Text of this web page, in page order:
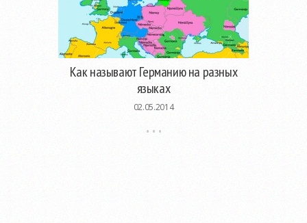
Как называют Германию на разных
языках
02.05.2014